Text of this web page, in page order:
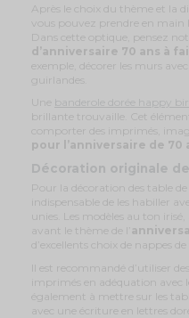
Après le choix du thème et la
vous pouvez prendre en main
Dans cette optique, pensez
d’anniversaire 70 ans à
exemple, décorer les murs avec
guirlandes.
Une banderole dorée happy
brillante trouvaille. Cet
comporter des imprimés,
pour l’anniversaire de 70
Décoration originale
Pour la décoration des table de
indispensable de les habiller
unies. Les modèles au ton
avant le thème de l’
d’excellents choix de nappes de
Il est recommandé d’utiliser
imprimés en adéquation avec
également à mettre sur les
avec une écriture en lettres